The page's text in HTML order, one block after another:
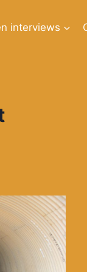
interviews